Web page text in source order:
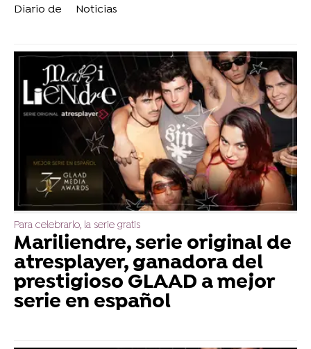
Diario de
Noticias
Para celebrarlo, la serie gratis
Mariliendre, serie original de
atresplayer, ganadora del
prestigioso GLAAD a mejor
serie en español